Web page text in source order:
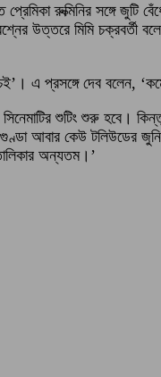
প্রেমিকা রুক্মিনির সঙ্গে
উত্তরে মিমি
এ প্রসঙ্গে দেব
শুটিং শুরু হবে।
আবার কেউ টলিউডের
অন্যতম।’